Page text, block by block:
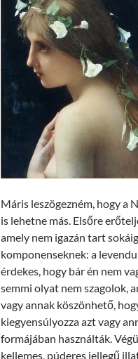
Máris leszögezném, hogy a
is lehetne más. Elsőre
amely nem igazán tart
komponenseknek: a
érdekes, hogy bár én nem
semmi olyat nem szagolok,
vagy annak köszönhető,
kiegyensúlyozza azt vagy
formájában használták.
kellemes, púderes jellegű